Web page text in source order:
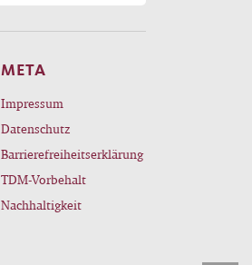
META
Impressum
Datenschutz
Barrierefreiheitserklärung
TDM-Vorbehalt
Nachhaltigkeit